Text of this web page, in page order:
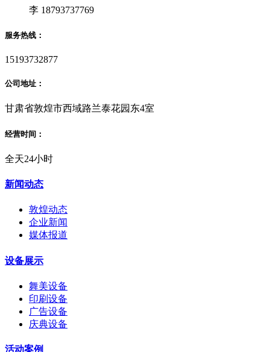
李 18793737769
服务热线：
15193732877
公司地址：
甘肃省敦煌市西域路兰泰花园东4室
经营时间：
全天24小时
新闻动态
敦煌动态
企业新闻
媒体报道
设备展示
舞美设备
印刷设备
广告设备
庆典设备
活动案例